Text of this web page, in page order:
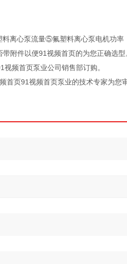
料离心泵流量⑤氟塑料离心泵电机功
以便91视频首页的为您正确选型
首页泵业公司销售部订购。
首页91视频首页泵业的技术专家为您审